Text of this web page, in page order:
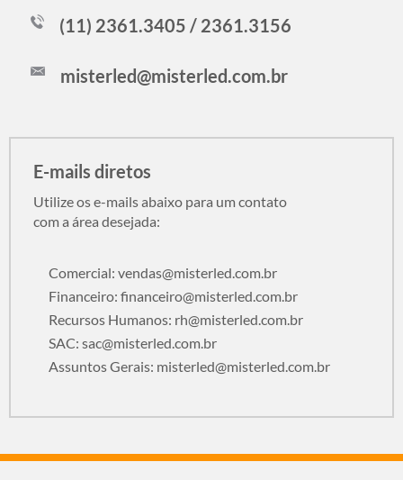
(11) 2361.3405 / 2361.3156
misterled@misterled.com.br
E-mails diretos
Utilize os e-mails abaixo para um contato
com a área desejada:
Comercial: vendas@misterled.com.br
Financeiro: financeiro@misterled.com.br
Recursos Humanos: rh@misterled.com.br
SAC: sac@misterled.com.br
Assuntos Gerais: misterled@misterled.com.br